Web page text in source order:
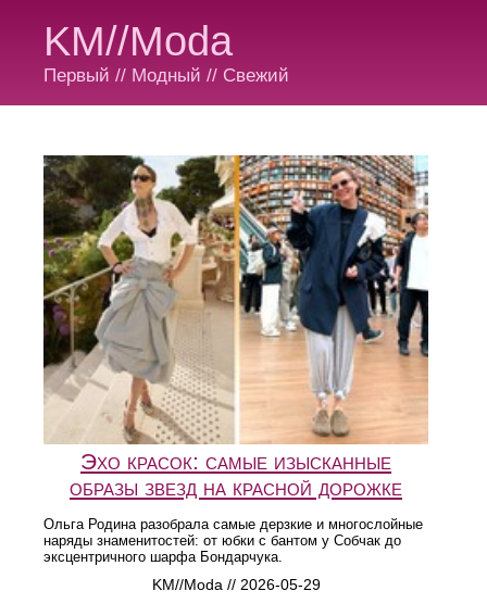
KM//Moda
Первый // Модный // Свежий
Эхо красок: самые изысканные
образы звезд на красной дорожке
Ольга Родина разобрала самые дерзкие и многослойные
наряды знаменитостей: от юбки с бантом у Собчак до
эксцентричного шарфа Бондарчука.
KM//Moda // 2026-05-29